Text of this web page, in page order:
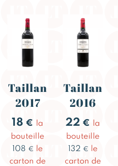
Taillan
2017
18 €
la
bouteille
108 €
le
carton de
Taillan
2016
22 €
la
bouteille
132 €
le
carton de